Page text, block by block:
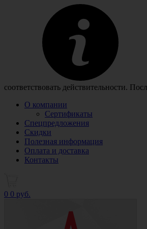
соответствовать действительности.
О компании
Сертификаты
Спецпредложения
Скидки
Полезная информация
Оплата и доставка
Контакты
0 0 руб.